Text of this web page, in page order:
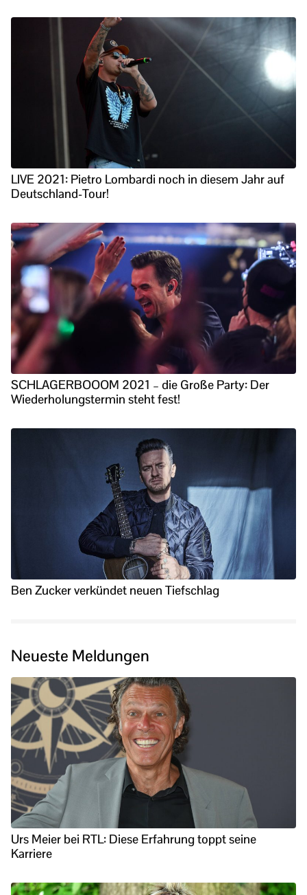
LIVE 2021: Pietro Lombardi noch in diesem Jahr auf
Deutschland-Tour!
SCHLAGERBOOOM 2021 – die Große Party: Der
Wiederholungstermin steht fest!
Ben Zucker verkündet neuen Tiefschlag
Neueste Meldungen
Urs Meier bei RTL: Diese Erfahrung toppt seine
Karriere